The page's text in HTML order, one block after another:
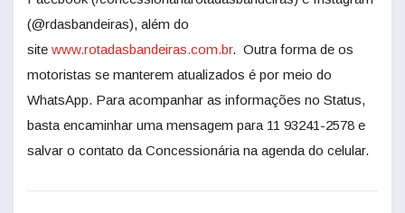
(@rdasbandeiras), além do
site www.rotadasbandeiras.com.br. Outra forma de os
motoristas se manterem atualizados é por meio do
WhatsApp. Para acompanhar as informações no Status,
basta encaminhar uma mensagem para 11 93241-2578 e
salvar o contato da Concessionária na agenda do celular.